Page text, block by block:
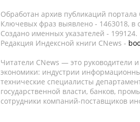
Обработан архив публикаций
Ключевых фраз выявлено - 1463018, в
Создано именных указателей - 199124.
Редакция Индексной книги CNews -
Читатели CNews — это руководители
экономики: индустрии
технические специалисты
государственной власти, банков,
сотрудники компаний-поставщиков